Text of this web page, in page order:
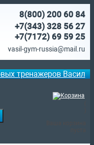
8(800) 200 60 84
+7(343) 328 56 27
+7(7172) 69 59 25
vasil-gym-russia@mail.ru
тренажеров Васил